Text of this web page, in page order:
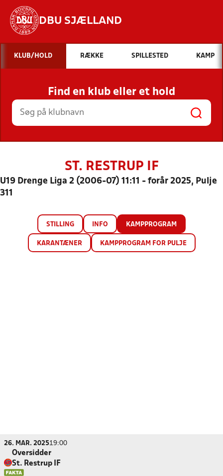
DBU SJÆLLAND
Hvad vil du søge efter?
INDHOLD OG NYHEDER
STILLINGER, RESULTATER, KLUBBER OG
HOLD
KLUB/HOLD RÆKKE SPILLESTED KAMP
Find en klub eller et hold
ST. RESTRUP IF
U19 Drenge Liga 2 (2006-07) 11:11 - forår 2025, Pulje
311
STILLING INFO KAMPPROGRAM
KARANTÆNER KAMPPROGRAM FOR PULJE
26. MAR. 202519:00
Oversidder
St. Restrup IF